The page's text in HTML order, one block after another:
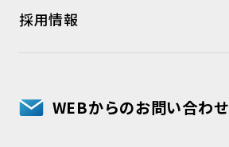
採用情報
WEBからのお問い合わせ